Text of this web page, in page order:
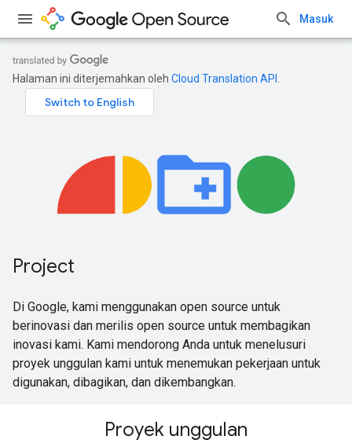
Masuk
Halaman ini diterjemahkan oleh Cloud Translation API
Project
Di Google, kami menggunakan open source untuk
berinovasi dan merilis open source untuk membagikan
inovasi kami. Kami mendorong Anda untuk menelusuri
proyek unggulan kami untuk menemukan pekerjaan untuk
digunakan, dibagikan, dan dikembangkan.
Proyek unggulan